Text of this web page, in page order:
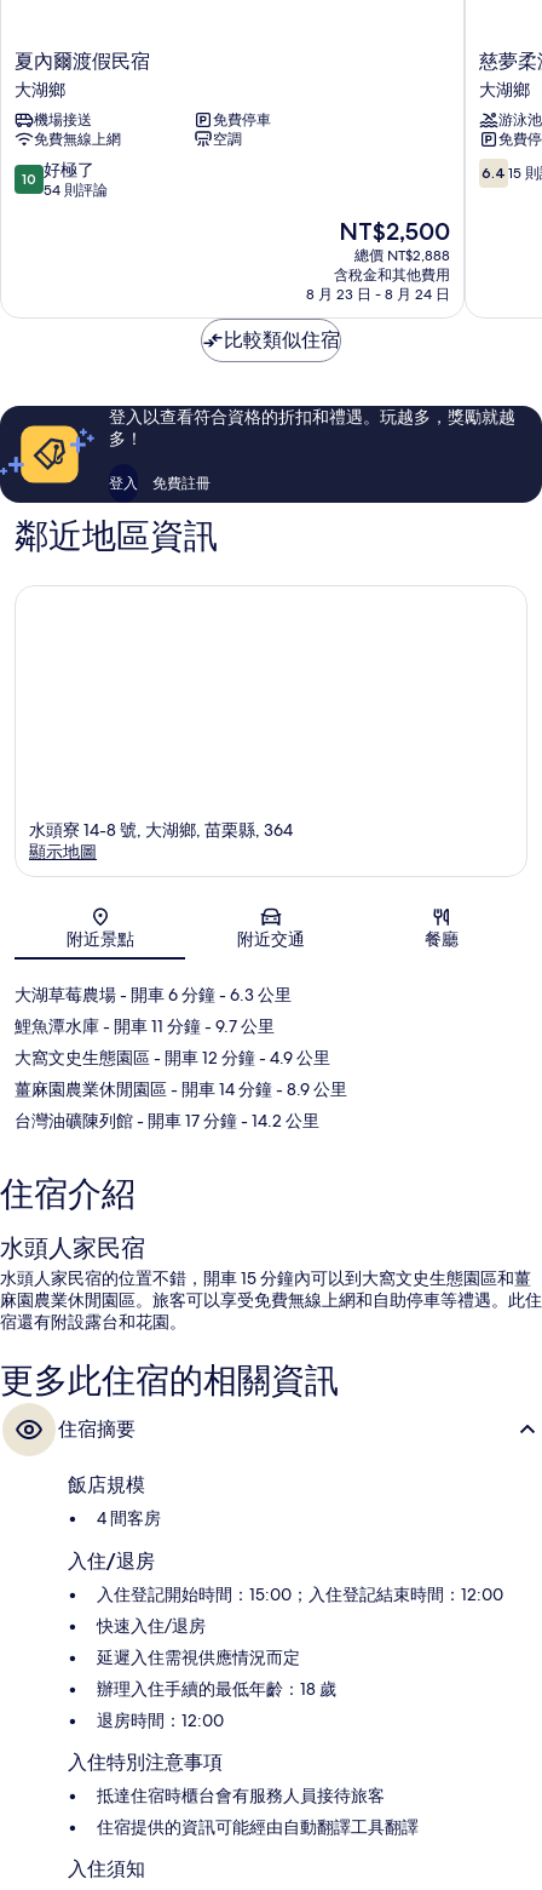
夏
內
爾
渡
假
民
宿
夏內爾渡假民宿
大湖鄉
機場接送
免費停車
免費無線上網
空調
10.0
分，
極
評
論
10 好極了
54 則評論
現
價
格
為
NT$2,500
NT$2,500
總價 NT$2,888
含稅金和其他費用
8 月 23 日 - 8 月 24 日
慈
夢
柔
渡
假
會
館
慈夢柔
大湖鄉
游泳池
免費
6.4
分，
評
6.4 15
比較類似住宿
登入以查看符合資格的折扣和禮遇。玩越多，獎勵就越
多！
登入 免費註冊
鄰近地區資訊
地圖
水頭寮 14-8 號, 大湖鄉, 苗栗縣, 364
顯示地圖
附近景點 附近交通 餐廳
大湖草莓農場- 開車 6 分鐘- 6.3 公里
鯉魚潭水庫- 開車 11 分鐘- 9.7 公里
大窩文史生態園區- 開車 12 分鐘- 4.9 公里
薑麻園農業休閒園區- 開車 14 分鐘- 8.9 公里
台灣油礦陳列館- 開車 17 分鐘- 14.2 公里
住宿介紹
水頭人家民宿
水頭人家民宿的位置不錯，開車 15 分鐘內可以到大窩文史生態園區和薑
麻園農業休閒園區。旅客可以享受免費無線上網和自助停車等禮遇。此住
宿還有附設露台和花園。
更多此住宿的相關資訊
住宿摘要
飯店規模
4 間客房
入住/退房
入住登記開始時間：15:00；入住登記結束時間：12:00
快速入住/退房
延遲入住需視供應情況而定
辦理入住手續的最低年齡：18 歲
退房時間：12:00
入住特別注意事項
抵達住宿時櫃台會有服務人員接待旅客
住宿提供的資訊可能經由自動翻譯工具翻譯
入住須知